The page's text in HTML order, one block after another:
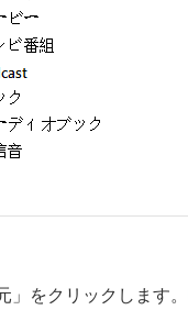
」をクリックします。